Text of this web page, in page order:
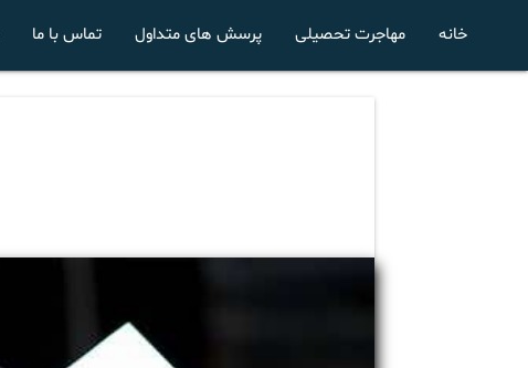
خانه مهاجرت تحصیلی پرسش های متداول تماس با ما